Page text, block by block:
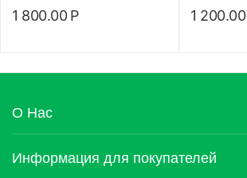
1 800.00 Р 1 200.00
О Нас
Информация для покупателей